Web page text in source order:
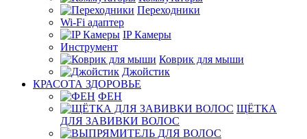
Переходники
Wi-Fi адаптер
IP Камеры
Инструмент
Коврик для мыши
Джойстик
КРАСОТА ЗДОРОВЬЕ
ФЕН
ЩЁТКА
ДЛЯ ЗАВИВКИ ВОЛОС